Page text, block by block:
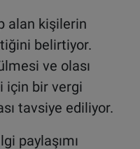
alan kişilerin
belirtiyor.
ve olası
için bir vergi
tavsiye ediliyor.
paylaşımı